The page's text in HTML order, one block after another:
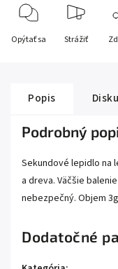
Opýtať sa Strážiť
Popis
Podrobný
Sekundové lepidlo na
a dreva. Väčšie
nebezpečný. Objem
Dodatočné